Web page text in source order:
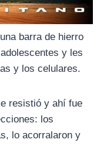
barra de hierro
y les
y los celulares.
resistió y ahí fue
los
lo acorralaron y